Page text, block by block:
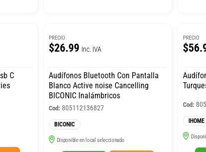
C
PRECIO
$26.99 Inc. IVA
Audífonos Bluetooth Con Pantalla
Blanco Active noise Cancelling
BICONIC Inalámbricos
Cod: 805112136827
BICONIC
Disponible en local seleccionado
PRECIO
Cod:
IHOME